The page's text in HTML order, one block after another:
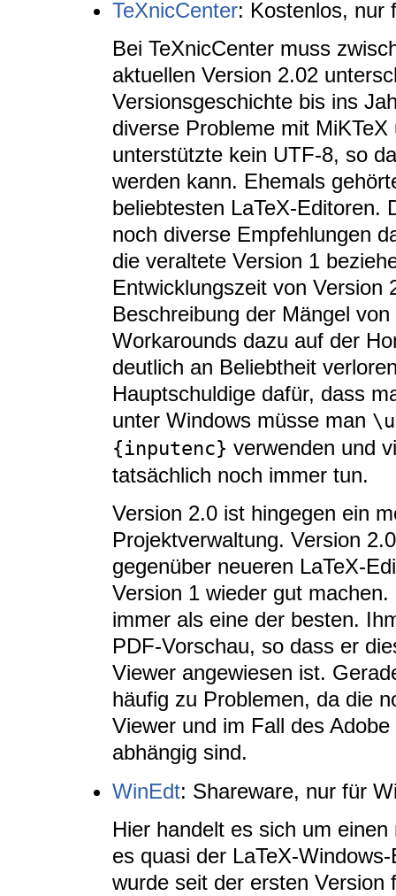
TeXnicCenter: Kostenlos, nur
Bei TeXnicCenter muss
aktuellen Version 2.02
Versionsgeschichte bis ins
diverse Probleme mit
unterstützte kein UTF-8, so
werden kann. Ehemals
beliebtesten LaTeX-Editoren.
noch diverse Empfehlungen
die veraltete Version 1
Entwicklungszeit von Version
Beschreibung der Mängel
Workarounds dazu auf der
deutlich an Beliebtheit
Hauptschuldige dafür, dass
unter Windows müsse man
{inputenc} verwenden und
tatsächlich noch immer tun.
Version 2.0 ist hingegen ein
Projektverwaltung. Version
gegenüber neueren LaTeX-
Version 1 wieder gut
immer als eine der besten.
PDF-Vorschau, so dass er
Viewer angewiesen ist.
häufig zu Problemen, da die
Viewer und im Fall des
abhängig sind.
WinEdt: Shareware, nur für
Hier handelt es sich um
es quasi der LaTeX-
wurde seit der ersten Version